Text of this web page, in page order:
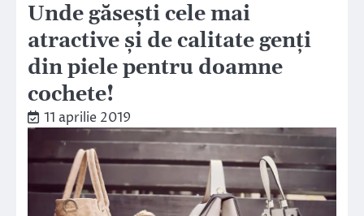
Unde găsești cele mai
atractive și de calitate genți
din piele pentru doamne
cochete!
11 aprilie 2019